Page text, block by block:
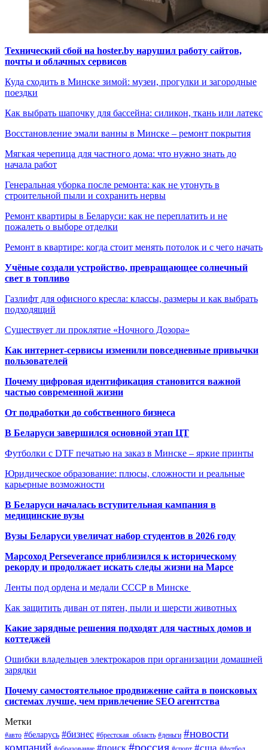
Технический сбой на hoster.by нарушил работу сайтов,
почты и облачных сервисов
Куда сходить в Минске зимой: музеи, прогулки и загородные
поездки
Как выбрать шапочку для бассейна: силикон, ткань или латекс
Восстановление эмали ванны в Минске – ремонт покрытия
Мягкая черепица для частного дома: что нужно знать до
начала работ
Генеральная уборка после ремонта: как не утонуть в
строительной пыли и сохранить нервы
Ремонт квартиры в Беларуси: как не переплатить и не
пожалеть о выборе отделки
Ремонт в квартире: когда стоит менять потолок и с чего начать
Учёные создали устройство, превращающее солнечный
свет в топливо
Газлифт для офисного кресла: классы, размеры и как выбрать
подходящий
Существует ли проклятие «Ночного Дозора»
Как интернет-сервисы изменили повседневные привычки
пользователей
Почему цифровая идентификация становится важной
частью современной жизни
От подработки до собственного бизнеса
В Беларуси завершился основной этап ЦТ
Футболки с DTF печатью на заказ в Минске – яркие принты
Юридическое образование: плюсы, сложности и реальные
карьерные возможности
В Беларуси началась вступительная кампания в
медицинские вузы
Вузы Беларуси увеличат набор студентов в 2026 году
Марсоход Perseverance приблизился к историческому
рекорду и продолжает искать следы жизни на Марсе
Ленты под ордена и медали СССР в Минске
Как защитить диван от пятен, пыли и шерсти животных
Какие зарядные решения подходят для частных домов и
коттеджей
Ошибки владельцев электрокаров при организации домашней
зарядки
Почему самостоятельное продвижение сайта в поисковых
системах лучше, чем привлечение SEO агентства
Метки
#авто #беларусь #бизнес #брестская_область #деньги #новости
#россия